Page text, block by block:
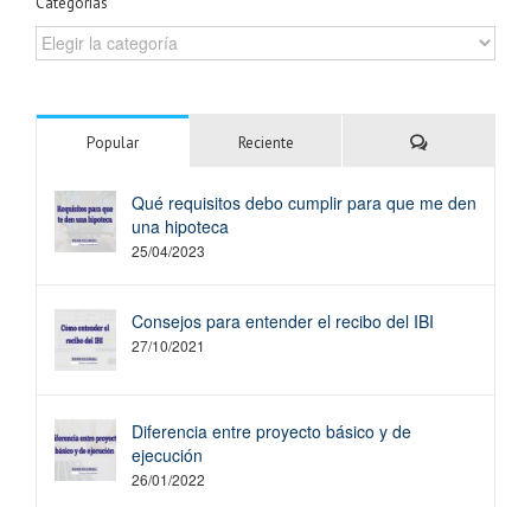
Categorías
Popular Reciente Comentarios
Qué requisitos debo cumplir para que me den
una hipoteca
25/04/2023
Consejos para entender el recibo del IBI
27/10/2021
Diferencia entre proyecto básico y de
ejecución
26/01/2022